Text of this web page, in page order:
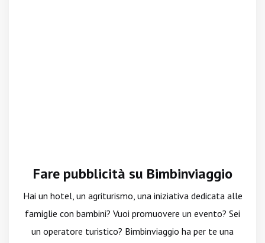
Fare pubblicità su Bimbinviaggio
Hai un hotel, un agriturismo, una iniziativa dedicata alle
famiglie con bambini? Vuoi promuovere un evento? Sei
un operatore turistico? Bimbinviaggio ha per te una